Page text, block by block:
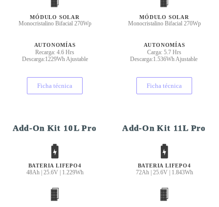
MÓDULO SOLAR
Monocristalino Bifacial 270Wp
AUTONOMÍAS
Recarga: 4.6 Hrs
Descarga:1229Wh Ajustable
Ficha técnica
MÓDULO SOLAR
Monocristalino Bifacial 270Wp
AUTONOMÍAS
Carga: 5.7 Hrs
Descarga:1.536Wh Ajustable
Ficha técnica
Add-On Kit 10L Pro
BATERIA LIFEPO4
48Ah | 25.6V | 1.229Wh
Add-On Kit 11L Pro
BATERIA LIFEPO4
72Ah | 25.6V | 1.843Wh